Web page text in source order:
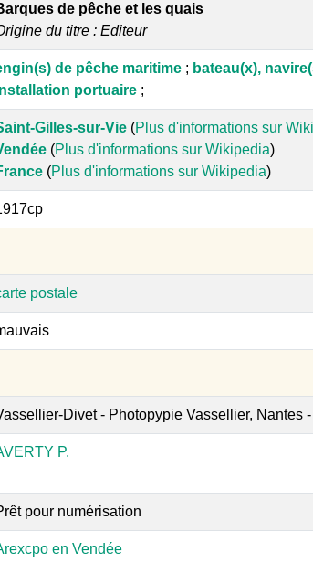
de pêche et les quais
du titre : Editeur
de pêche maritime ; bateau(x),
portuaire ;
Gilles-sur-Vie (Plus d'informations sur
(Plus d'informations sur Wikipedia)
(Plus d'informations sur Wikipedia)
postale
Divet - Photopypie Vassellier, Nantes
P.
pour numérisation
en Vendée